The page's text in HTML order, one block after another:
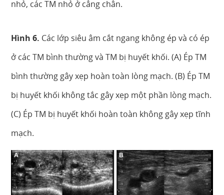
nhỏ, các TM nhỏ ở cẳng chân.
Hình 6. Các lớp siêu âm cắt ngang không ép và có ép
ở các TM bình thường và TM bị huyết khối. (A) Ép TM
bình thường gây xẹp hoàn toàn lòng mạch. (B) Ép TM
bị huyết khối không tắc gây xẹp một phần lòng mạch.
(C) Ép TM bị huyết khối hoàn toàn không gây xẹp tĩnh
mạch.